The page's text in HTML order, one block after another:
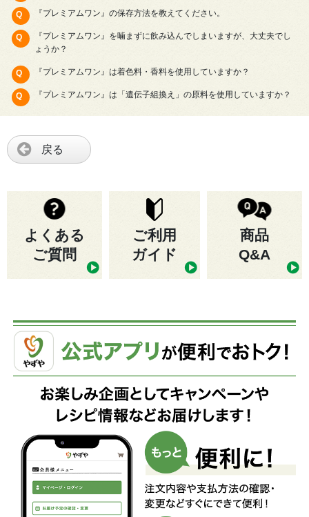
『プレミアムワン』の保存方法を教えてください。
『プレミアムワン』を噛まずに飲み込んでしまいますが、大丈夫でし
ょうか？
『プレミアムワン』は着色料・香料を使用していますか？
『プレミアムワン』は「遺伝子組換え」の原料を使用していますか？
戻る
よくある
ご質問
ご利用
ガイド
商品
Q&A